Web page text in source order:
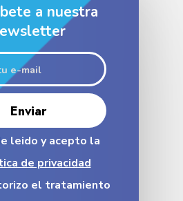
a nuestra
leido y acepto la
de privacidad
el tratamiento